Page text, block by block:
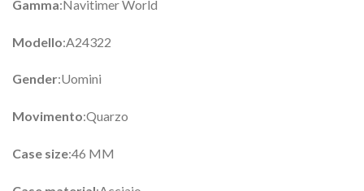
Gamma:Navitimer World
Modello:A24322
Gender:Uomini
Movimento:Quarzo
Case size:46 MM